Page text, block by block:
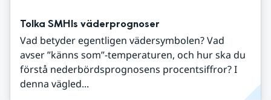
Tolka SMHIs väderprognoser
Vad betyder egentligen vädersymbolen? Vad
avser ”känns som”-temperaturen, och hur ska du
förstå nederbördsprognosens procentsiffror? I
denna vägled...